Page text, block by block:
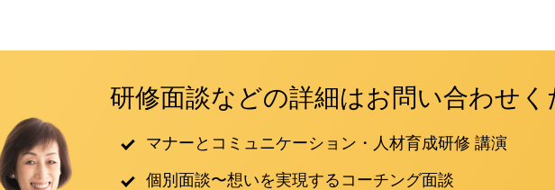
研修面談などの詳細はお問い合わせく
マナーとコミュニケーション・人材育成研修 講演
個別面談〜想いを実現するコーチング面談